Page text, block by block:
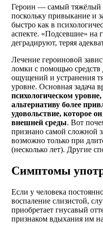
Героин — самый тяжёлый
поскольку привыкание и
быстро как в
аспекте. «Подсевшие» на
деградируют, теряя
Лечение героиновой
ломки с помощью средств
ощущений и устранения
уровне. Основная задача
психологическом
альтернативу более
удовольствие, которое
внешней среды. Вот
признано самой сложной
возможно только при
(несколько лет). Другие
Симптомы
Если у человека
воспаление слизистой,
приобретает гнусавый
признаком вдыхания им